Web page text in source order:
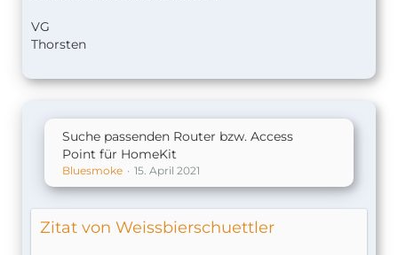
VG
Thorsten
Suche passenden Router bzw. Access
Point für HomeKit
Bluesmoke 15. April 2021
Zitat von Weissbierschuettler